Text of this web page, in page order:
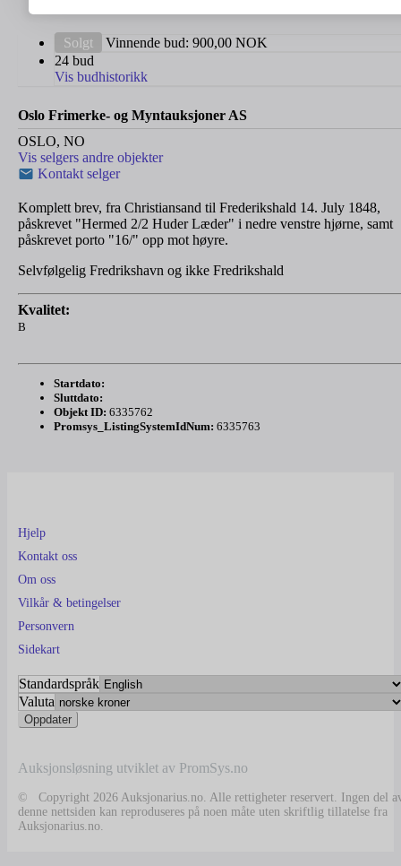
Solgt Vinnende bud: 900,00 NOK
24 bud
Vis budhistorikk
Oslo Frimerke- og Myntauksjoner AS
OSLO, NO
Vis selgers andre objekter
Kontakt selger
Komplett brev, fra Christiansand til Frederikshald 14. July 1848,
påskrevet "Hermed 2/2 Huder Læder" i nedre venstre hjørne, samt
påskrevet porto "16/" opp mot høyre.
Selvfølgelig Fredrikshavn og ikke Fredrikshald
Kvalitet:
B
Startdato:
Sluttdato:
Objekt ID: 6335762
Promsys_ListingSystemIdNum: 6335763
Hjelp
Kontakt oss
Om oss
Vilkår & betingelser
Personvern
Sidekart
Standardspråk
Valuta
Auksjonsløsning utviklet av PromSys.no
© Copyright 2026 Auksjonarius.no. Alle rettigheter reservert. Ingen del
denne nettsiden kan reproduseres på noen måte uten skriftlig tillatelse fra
Auksjonarius.no.